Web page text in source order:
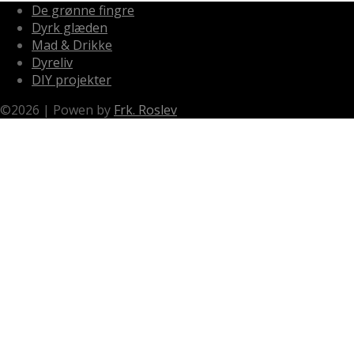
De grønne fingre
Dyrk glæden
Mad & Drikke
Dyreliv
DIY projekter
©2026 | Powen by Frk. Roslev